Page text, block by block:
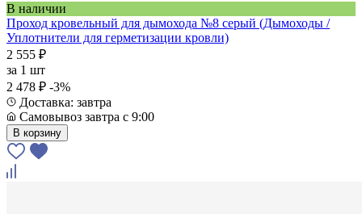
В наличии
Проход кровельный для дымохода №8 серый (Дымоходы /
Уплотнители для герметизации кровли)
2 555 ₽
за 1 шт
2 478 ₽ -3%
Доставка: завтра
Самовывоз завтра с 9:00
В корзину